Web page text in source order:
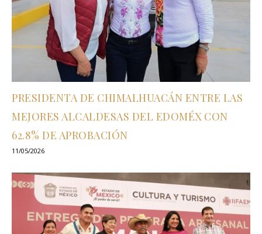
PRESIDENTA DE CHIMALHUACÁN ENTRE LAS
MEJORES ALCALDESAS DEL EDOMÉX CON
62.8% DE APROBACIÓN
11/05/2026